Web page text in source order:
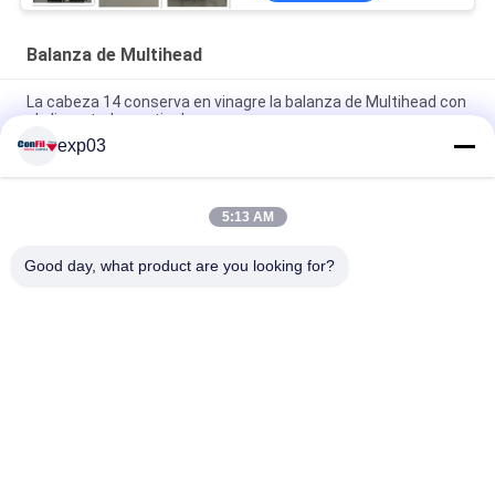
Balanza de Multihead
La cabeza 14 conserva en vinagre la balanza de Multihead con
el alimentador vertical
salmueras adobó las frutas vegetales
Máquina de rellenar destrozada de la comida fresca de Fried
exp03
5:13 AM
Good day, what product are you looking for?